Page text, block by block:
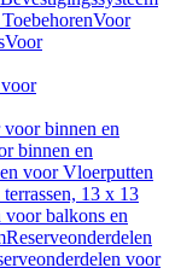
Voor
Voor
binnen en
binnen en
voor Vloerputten
13 x 13
balkons en
Reserveonderdelen
voor